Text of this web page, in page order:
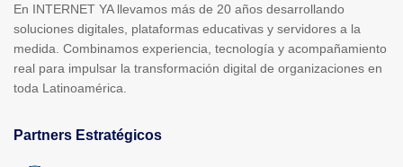
En INTERNET YA llevamos más de 20 años desarrollando
soluciones digitales, plataformas educativas y servidores a la
medida. Combinamos experiencia, tecnología y acompañamiento
real para impulsar la transformación digital de organizaciones en
toda Latinoamérica.
Partners Estratégicos